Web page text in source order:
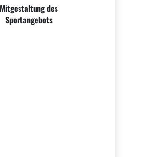
Mitgestaltung des
Sportangebots